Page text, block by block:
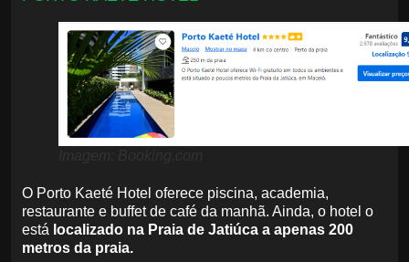
O Porto Kaeté Hotel oferece piscina, academia,
restaurante e buffet de café da manhã. Ainda, o hotel o
está localizado na Praia de Jatiúca a apenas 200
metros da praia.